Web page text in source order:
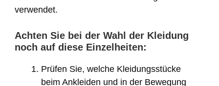
verwendet.
Achten Sie bei der Wahl der Kleidung
noch auf diese Einzelheiten:
Prüfen Sie, welche Kleidungsstücke
beim Ankleiden und in der Bewegung